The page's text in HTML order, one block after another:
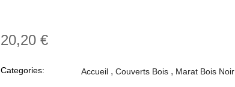
20,20 €
Categories: Accueil Couverts Bois Marat Bois Noir